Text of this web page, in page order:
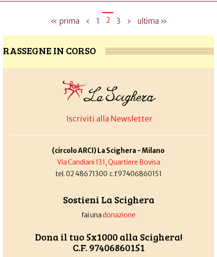
« prima ‹ 1 2 3 › ultima »
RASSEGNE IN CORSO
Iscriviti alla Newsletter
(circolo ARCI) La Scighera - Milano
Via Candiani 131, Quartiere Bovisa
tel. 02 48671300 c.f.97406860151
Sostieni La Scighera
fai unadonazione
Dona il tuo 5x1000 alla Scighera!
C.F. 97406860151